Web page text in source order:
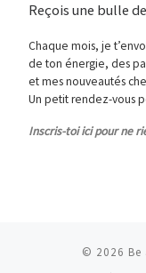
Reçois une bulle
Chaque mois, je
de ton énergie, des
et mes nouveautés
Un petit rendez-vous
Inscris-toi ici pour ne
© 2026